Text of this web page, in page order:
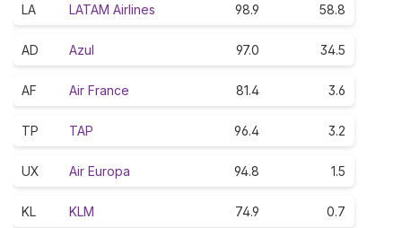
LA LATAM Airlines 98.9 58.8
AD Azul 97.0 34.5
AF Air France 81.4 3.6
TP TAP 96.4 3.2
UX Air Europa 94.8 1.5
KL KLM 74.9 0.7